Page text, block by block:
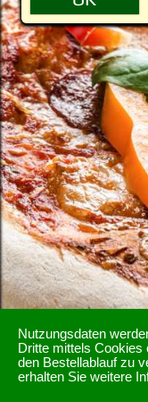
Nutzungsdaten
Dritte mittels Cookies
den Bestellablauf zu
erhalten Sie weitere